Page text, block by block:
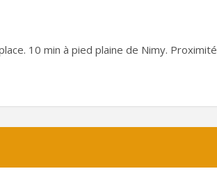
10 min à pied plaine de Nimy. Proximité